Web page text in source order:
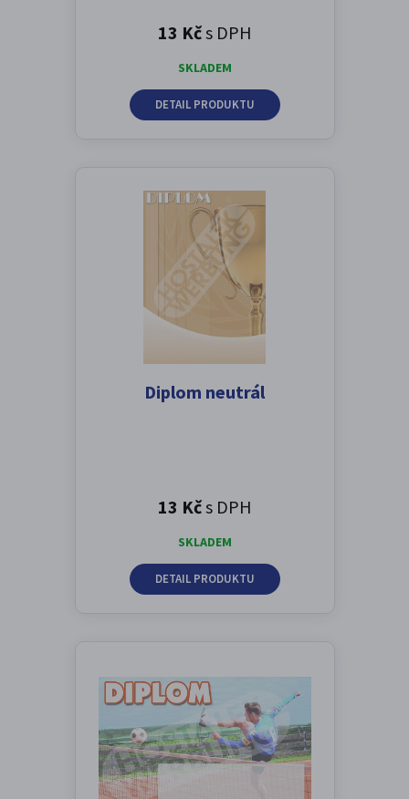
13 Kčs DPH
SKLADEM
DETAIL PRODUKTU
Diplom neutrál
13 Kčs DPH
SKLADEM
DETAIL PRODUKTU